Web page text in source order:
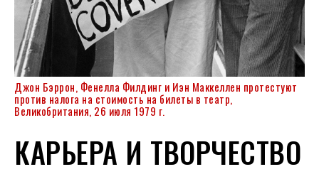
Джон Бэррон, Фенелла Филдинг и Иэн Маккеллен протестуют
против налога на стоимость на билеты в театр,
Великобритания, 26 июля 1979 г.
КАРЬЕРА И ТВОРЧЕСТВО